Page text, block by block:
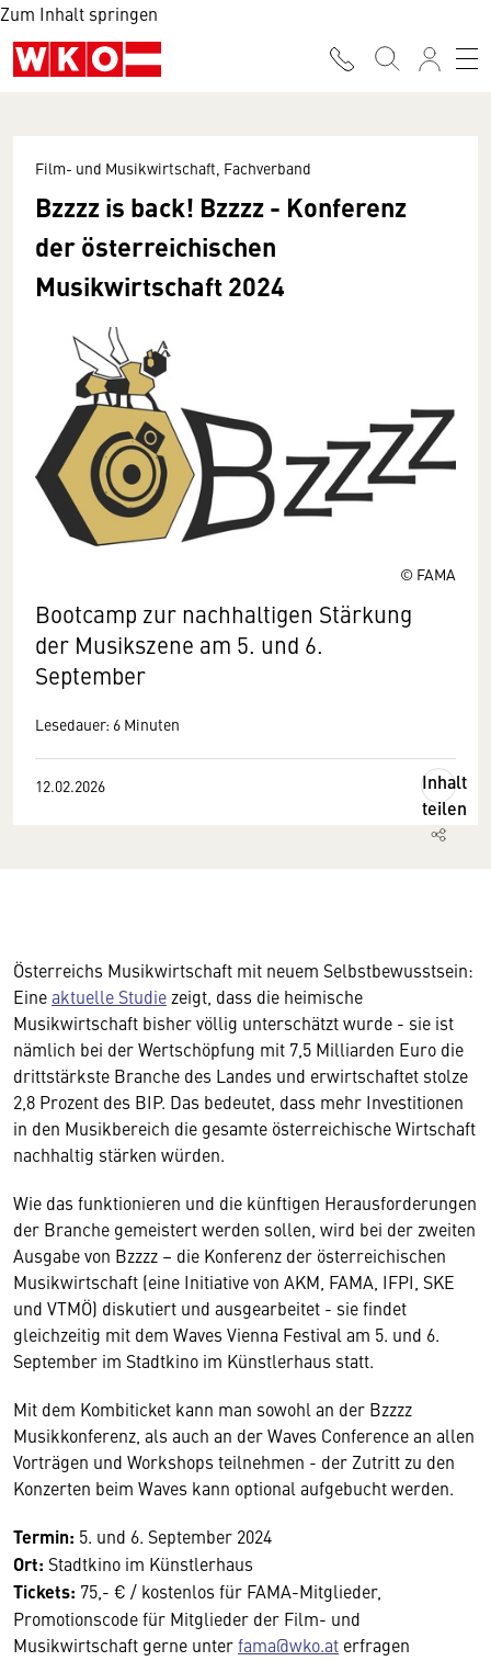
Zum Inhalt springen
© FAMA
Film- und Musikwirtschaft, Fachverband
Bzzzz is back! Bzzzz - Konferenz
der österreichischen
Musikwirtschaft 2024
Bootcamp zur nachhaltigen Stärkung
der Musikszene am 5. und 6.
September
Lesedauer: 6 Minuten
12.02.2026
Inhalt
teilen
Österreichs Musikwirtschaft mit neuem Selbstbewusstsein:
Eineaktuelle Studie zeigt, dass die heimische
Musikwirtschaft bisher völlig unterschätzt wurde - sie ist
nämlich bei der Wertschöpfung mit 7,5 Milliarden Euro die
drittstärkste Branche des Landes und erwirtschaftet stolze
2,8 Prozent des BIP. Das bedeutet, dass mehr Investitionen
in den Musikbereich die gesamte österreichische Wirtschaft
nachhaltig stärken würden.
Wie das funktionieren und die künftigen Herausforderungen
der Branche gemeistert werden sollen, wird bei der zweiten
Ausgabe von Bzzzz – die Konferenz der österreichischen
Musikwirtschaft (eine Initiative von AKM, FAMA, IFPI, SKE
und VTMÖ) diskutiert und ausgearbeitet - sie findet
gleichzeitig mit dem Waves Vienna Festival am 5. und 6.
September im Stadtkino im Künstlerhaus statt.
Mit dem Kombiticket kann man sowohl an der Bzzzz
Musikkonferenz, als auch an der Waves Conference an allen
Vorträgen und Workshops teilnehmen - der Zutritt zu den
Konzerten beim Waves kann optional aufgebucht werden.
Termin: 5. und 6. September 2024
Ort: Stadtkino im Künstlerhaus
Tickets: 75,- € / kostenlos für FAMA-Mitglieder,
Promotionscode für Mitglieder der Film- und
Musikwirtschaft gerne unterfama@wko.at erfragen